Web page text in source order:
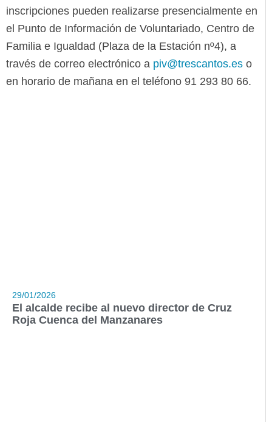
inscripciones pueden realizarse presencialmente en
el Punto de Información de Voluntariado, Centro de
Familia e Igualdad (Plaza de la Estación nº4), a
través de correo electrónico a piv@trescantos.es o
en horario de mañana en el teléfono 91 293 80 66.
29/01/2026
El alcalde recibe al nuevo director de Cruz
Roja Cuenca del Manzanares